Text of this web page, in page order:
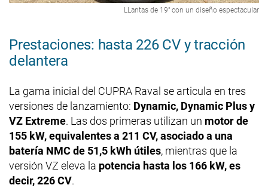
LLantas de 19" con un diseño espectacular
Prestaciones: hasta 226 CV y tracción
delantera
La gama inicial del CUPRA Raval se articula en tres
versiones de lanzamiento: Dynamic, Dynamic Plus y
VZ Extreme. Las dos primeras utilizan un motor de
155 kW, equivalentes a 211 CV, asociado a una
batería NMC de 51,5 kWh útiles, mientras que la
versión VZ eleva la potencia hasta los 166 kW, es
decir, 226 CV.